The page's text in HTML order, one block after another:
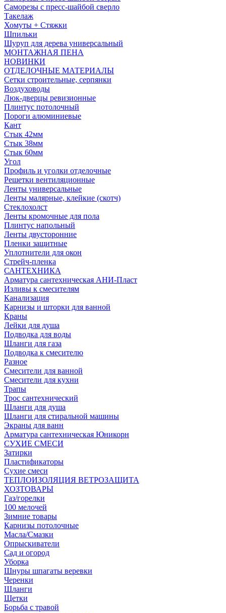
Саморезы с пресс-шайбой сверло
Такелаж
Хомуты + Стяжки
Шпильки
Шуруп для дерева универсальный
МОНТАЖНАЯ ПЕНА
НОВИНКИ
ОТДЕЛОЧНЫЕ МАТЕРИАЛЫ
Сетки строительные, серпянки
Воздуховоды
Люк-дверцы ревизионные
Плинтус потолочный
Пороги алюминиевые
Кант
Стык 42мм
Стык 38мм
Стык 60мм
Угол
Профиль и уголки отделочные
Решетки вентиляционные
Ленты универсальные
Ленты малярные, клейкие (скотч)
Стеклохолст
Ленты кромочные для пола
Плинтус напольный
Ленты двусторонние
Пленки защитные
Уплотнители для окон
Стрейч-пленка
САНТЕХНИКА
Арматура сантехническая АНИ-Пласт
Изливы к смесителям
Канализация
Карнизы и шторки для ванной
Краны
Лейки для душа
Подводка для воды
Шланги для газа
Подводка к смесителю
Разное
Смесители для ванной
Смесители для кухни
Трапы
Трос сантехнический
Шланги для душа
Шланги для стиральной машины
Экраны для ванн
Арматура сантехническая Юникорн
СУХИЕ СМЕСИ
Затирки
Пластификаторы
Сухие смеси
ТЕПЛОИЗОЛЯЦИЯ ВЕТРОЗАЩИТА
ХОЗТОВАРЫ
Газ/горелки
100 мелочей
Зимние товары
Карнизы потолочные
Масла/Смазки
Опрыскиватели
Сад и огород
Уборка
Шнуры шпагаты веревки
Черенки
Шланги
Щетки
Борьба с травой